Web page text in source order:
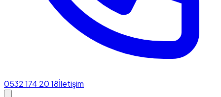
0532 174 20 18İletişim